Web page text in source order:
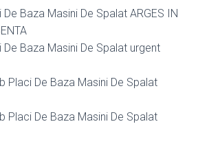
Baza Masini De Spalat ARGES IN
De Baza Masini De Spalat urgent
Placi De Baza Masini De Spalat
Placi De Baza Masini De Spalat